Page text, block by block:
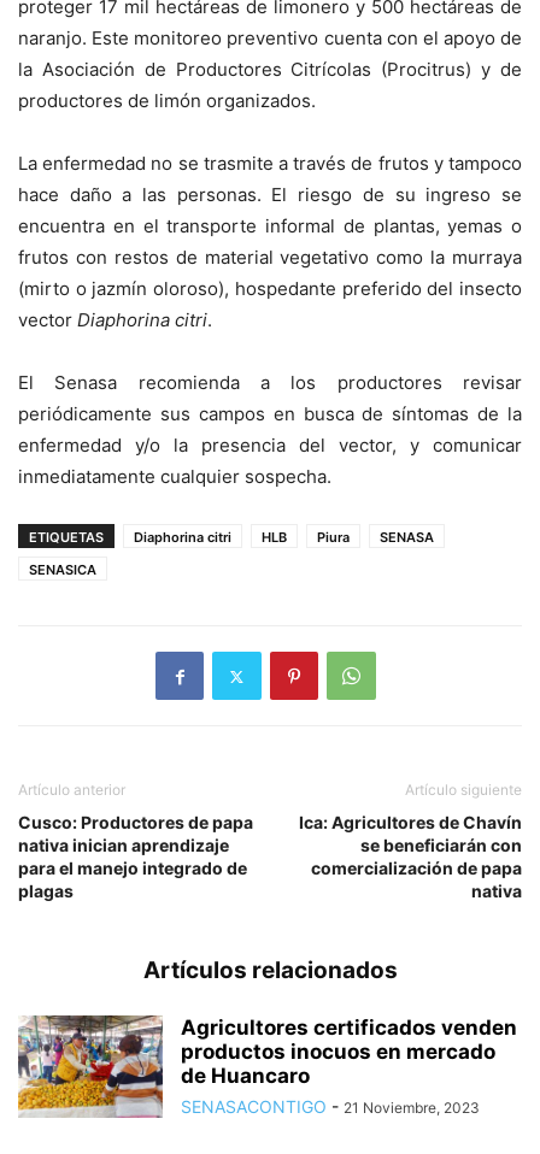
proteger 17 mil hectáreas de limonero y 500 hectáreas de
naranjo. Este monitoreo preventivo cuenta con el apoyo de
la Asociación de Productores Citrícolas (Procitrus) y de
productores de limón organizados.
La enfermedad no se trasmite a través de frutos y tampoco
hace daño a las personas. El riesgo de su ingreso se
encuentra en el transporte informal de plantas, yemas o
frutos con restos de material vegetativo como la murraya
(mirto o jazmín oloroso), hospedante preferido del insecto
vector Diaphorina citri.
El Senasa recomienda a los productores revisar
periódicamente sus campos en busca de síntomas de la
enfermedad y/o la presencia del vector, y comunicar
inmediatamente cualquier sospecha.
ETIQUETAS Diaphorina citri HLB Piura
SENASA
SENASICA
Artículo anterior
Cusco: Productores de papa
nativa inician aprendizaje
para el manejo integrado de
plagas
Artículo siguiente
Ica: Agricultores de Chavín
se beneficiarán con
comercialización de papa
nativa
Artículos relacionados
Agricultores certificados venden
productos inocuos en mercado
de Huancaro
SENASACONTIGO - 21 Noviembre, 2023